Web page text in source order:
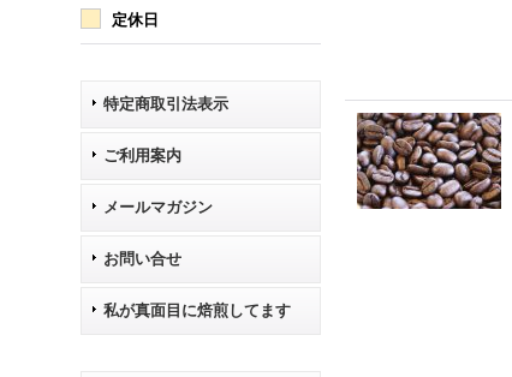
定休日
特定商取引法表示
ご利用案内
メールマガジン
お問い合せ
私が真面目に焙煎してます